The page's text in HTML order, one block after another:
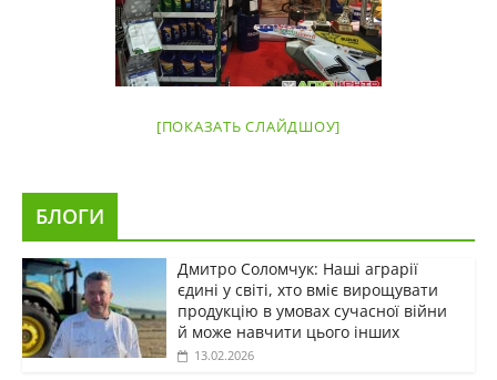
[ПОКАЗАТЬ СЛАЙДШОУ]
БЛОГИ
Дмитро Соломчук: Наші аграрії
єдині у світі, хто вміє вирощувати
продукцію в умовах сучасної війни
й може навчити цього інших
13.02.2026